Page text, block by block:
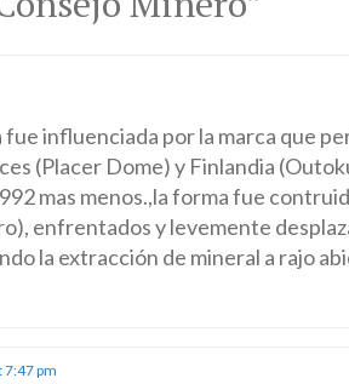
fue influenciada por la marca que
(Placer Dome) y Finlandia
mas menos.,la forma fue
enfrentados y levemente
la extracción de mineral a rajo
7:47 pm